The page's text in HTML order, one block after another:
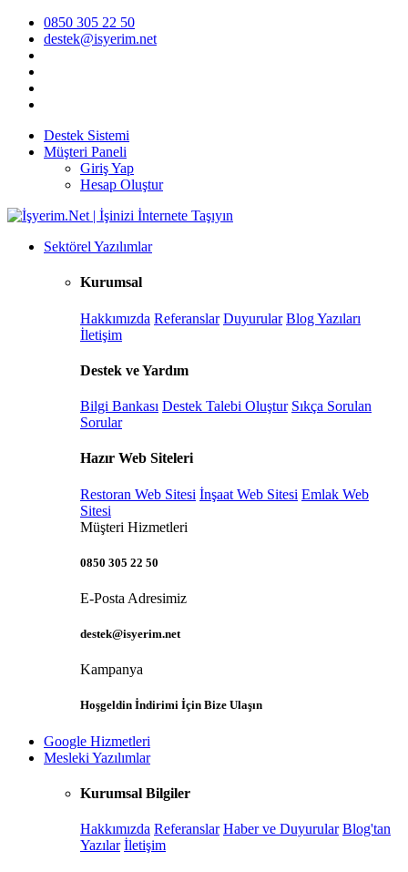
0850 305 22 50
destek@isyerim.net
Destek Sistemi
Müşteri Paneli
Giriş Yap
Hesap Oluştur
Sektörel Yazılımlar
Kurumsal
Hakkımızda Referanslar Duyurular Blog Yazıları
İletişim
Destek ve Yardım
Bilgi Bankası Destek Talebi Oluştur Sıkça Sorulan
Sorular
Hazır Web Siteleri
Restoran Web Sitesi İnşaat Web Sitesi Emlak Web
Sitesi
Müşteri Hizmetleri
0850 305 22 50
E-Posta Adresimiz
destek@isyerim.net
Kampanya
Hoşgeldin İndirimi İçin Bize Ulaşın
Google Hizmetleri
Mesleki Yazılımlar
Kurumsal Bilgiler
Hakkımızda Referanslar Haber ve Duyurular Blog'tan
Yazılar İletişim